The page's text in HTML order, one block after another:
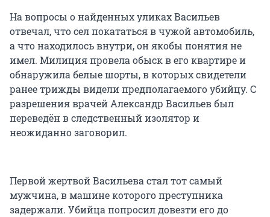
На вопросы о найденных уликах Васильев
отвечал, что сел покататься в чужой автомобиль,
а что находилось внутри, он якобы понятия не
имел. Милиция провела обыск в его квартире и
обнаружила белые шорты, в которых свидетели
ранее трижды видели предполагаемого убийцу. С
разрешения врачей Александр Васильев был
переведён в следственный изолятор и
неожиданно заговорил.
Первой жертвой Васильева стал тот самый
мужчина, в машине которого преступника
задержали. Убийца попросил довезти его до